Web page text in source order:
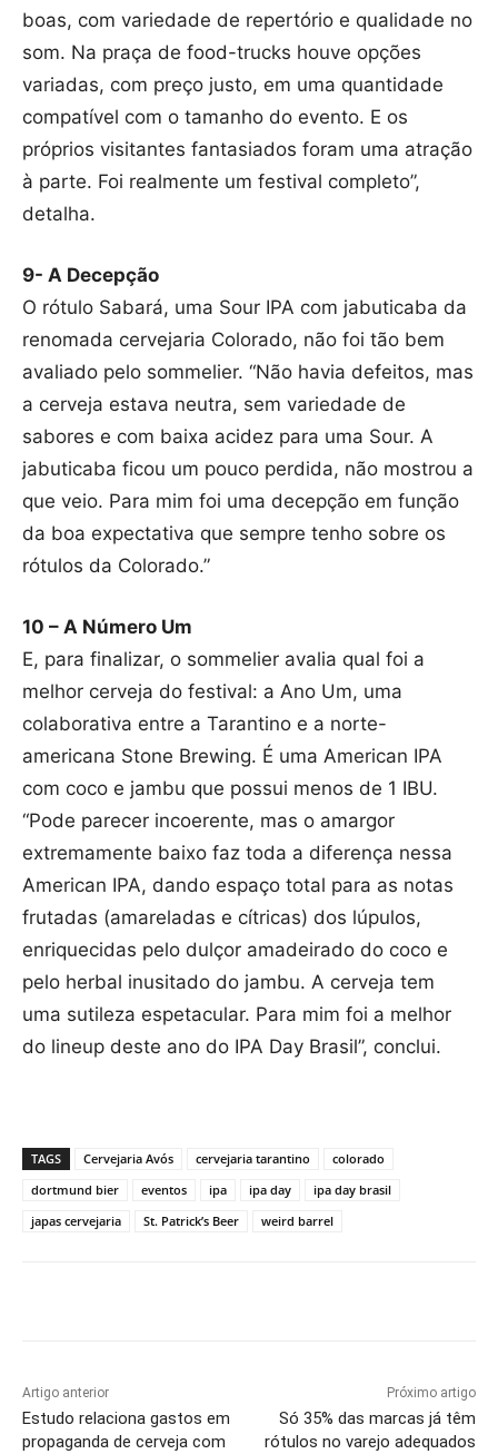
boas, com variedade de repertório e qualidade no
som. Na praça de food-trucks houve opções
variadas, com preço justo, em uma quantidade
compatível com o tamanho do evento. E os
próprios visitantes fantasiados foram uma atração
à parte. Foi realmente um festival completo”,
detalha.
9- A Decepção
O rótulo Sabará, uma Sour IPA com jabuticaba da
renomada cervejaria Colorado, não foi tão bem
avaliado pelo sommelier. “Não havia defeitos, mas
a cerveja estava neutra, sem variedade de
sabores e com baixa acidez para uma Sour. A
jabuticaba ficou um pouco perdida, não mostrou a
que veio. Para mim foi uma decepção em função
da boa expectativa que sempre tenho sobre os
rótulos da Colorado.”
10 – A Número Um
E, para finalizar, o sommelier avalia qual foi a
melhor cerveja do festival: a Ano Um, uma
colaborativa entre a Tarantino e a norte-
americana Stone Brewing. É uma American IPA
com coco e jambu que possui menos de 1 IBU.
“Pode parecer incoerente, mas o amargor
extremamente baixo faz toda a diferença nessa
American IPA, dando espaço total para as notas
frutadas (amareladas e cítricas) dos lúpulos,
enriquecidas pelo dulçor amadeirado do coco e
pelo herbal inusitado do jambu. A cerveja tem
uma sutileza espetacular. Para mim foi a melhor
do lineup deste ano do IPA Day Brasil”, conclui.
TAGS Cervejaria Avós cervejaria tarantino
colorado
dortmund bier
eventos ipa ipa day
ipa day brasil
japas cervejaria
St. Patrick’s Beer weird barrel
Artigo anterior
Estudo relaciona gastos em
propaganda de cerveja com
Próximo artigo
Só 35% das marcas já têm
rótulos no varejo adequados